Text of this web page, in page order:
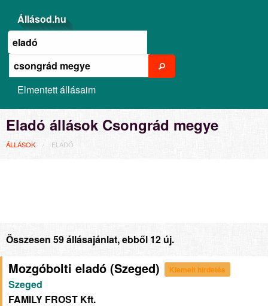
Állásod.hu
Elmentett állásaim
Eladó állások Csongrád megye
ÁLLÁSOK ELADÓ
Összesen 59 állásajánlat, ebből 12 új.
Mozgóbolti eladó (Szeged) Kiemelt hirdetés
Szeged
FAMILY FROST Kft.